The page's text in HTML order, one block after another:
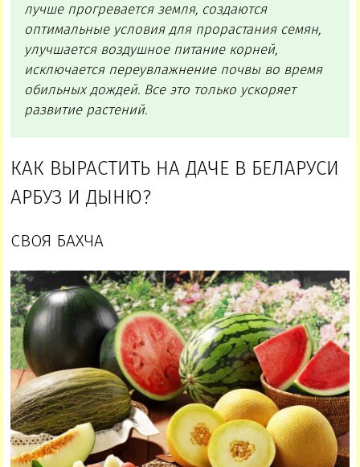
лучше прогревается земля, создаются
оптимальные условия для прорастания семян,
улучшается воздушное питание корней,
исключается переувлажнение почвы во время
обильных дождей. Все это только ускоряет
развитие растений.
КАК ВЫРАСТИТЬ НА ДАЧЕ В БЕЛАРУСИ
АРБУЗ И ДЫНЮ?
СВОЯ БАХЧА